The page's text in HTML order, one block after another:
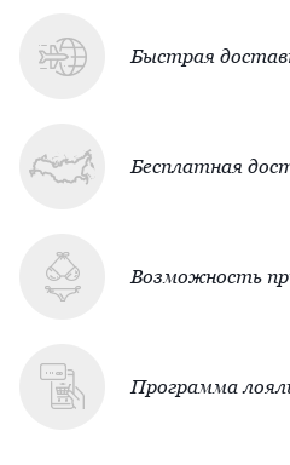
Быстрая
Бесплатная
Возможность
Программа